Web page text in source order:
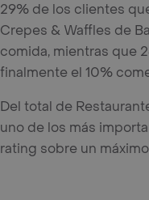
29% de los clientes
Crepes & Waffles de
comida, mientras que
finalmente el 10%
Del total de
uno de los más
rating sobre un